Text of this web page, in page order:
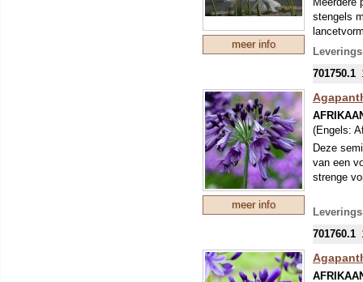
meer info
stengels
701750.1
meer info
(Engels:
Deze
van een
strenge
701760.1